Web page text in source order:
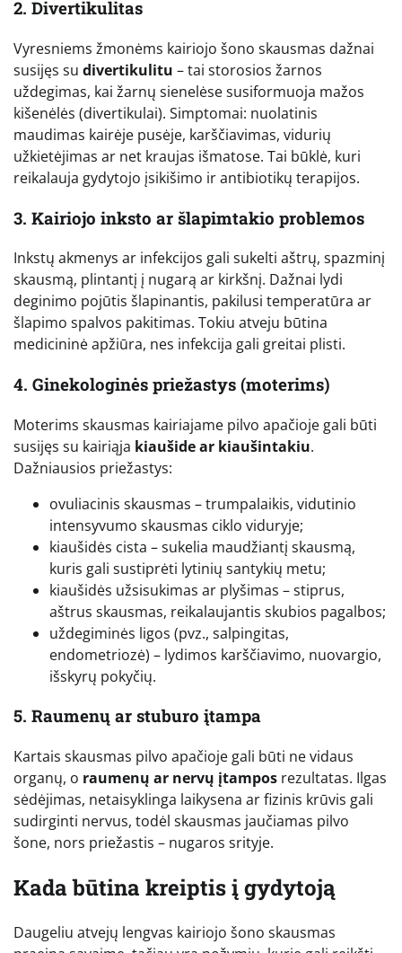
2. Divertikulitas
Vyresniems žmonėms kairiojo šono skausmas dažnai
susijęs su divertikulitu – tai storosios žarnos
uždegimas, kai žarnų sienelėse susiformuoja mažos
kišenėlės (divertikulai). Simptomai: nuolatinis
maudimas kairėje pusėje, karščiavimas, vidurių
užkietėjimas ar net kraujas išmatose. Tai būklė, kuri
reikalauja gydytojo įsikišimo ir antibiotikų terapijos.
3. Kairiojo inksto ar šlapimtakio problemos
Inkstų akmenys ar infekcijos gali sukelti aštrų, spazminį
skausmą, plintantį į nugarą ar kirkšnį. Dažnai lydi
deginimo pojūtis šlapinantis, pakilusi temperatūra ar
šlapimo spalvos pakitimas. Tokiu atveju būtina
medicininė apžiūra, nes infekcija gali greitai plisti.
4. Ginekologinės priežastys (moterims)
Moterims skausmas kairiajame pilvo apačioje gali būti
susijęs su kairiąja kiaušide ar kiaušintakiu.
Dažniausios priežastys:
ovuliacinis skausmas – trumpalaikis, vidutinio
intensyvumo skausmas ciklo viduryje;
kiaušidės cista – sukelia maudžiantį skausmą,
kuris gali sustiprėti lytinių santykių metu;
kiaušidės užsisukimas ar plyšimas – stiprus,
aštrus skausmas, reikalaujantis skubios pagalbos;
uždegiminės ligos (pvz., salpingitas,
endometriozė) – lydimos karščiavimo, nuovargio,
išskyrų pokyčių.
5. Raumenų ar stuburo įtampa
Kartais skausmas pilvo apačioje gali būti ne vidaus
organų, o raumenų ar nervų įtampos rezultatas. Ilgas
sėdėjimas, netaisyklinga laikysena ar fizinis krūvis gali
sudirginti nervus, todėl skausmas jaučiamas pilvo
šone, nors priežastis – nugaros srityje.
Kada būtina kreiptis į gydytoją
Daugeliu atvejų lengvas kairiojo šono skausmas